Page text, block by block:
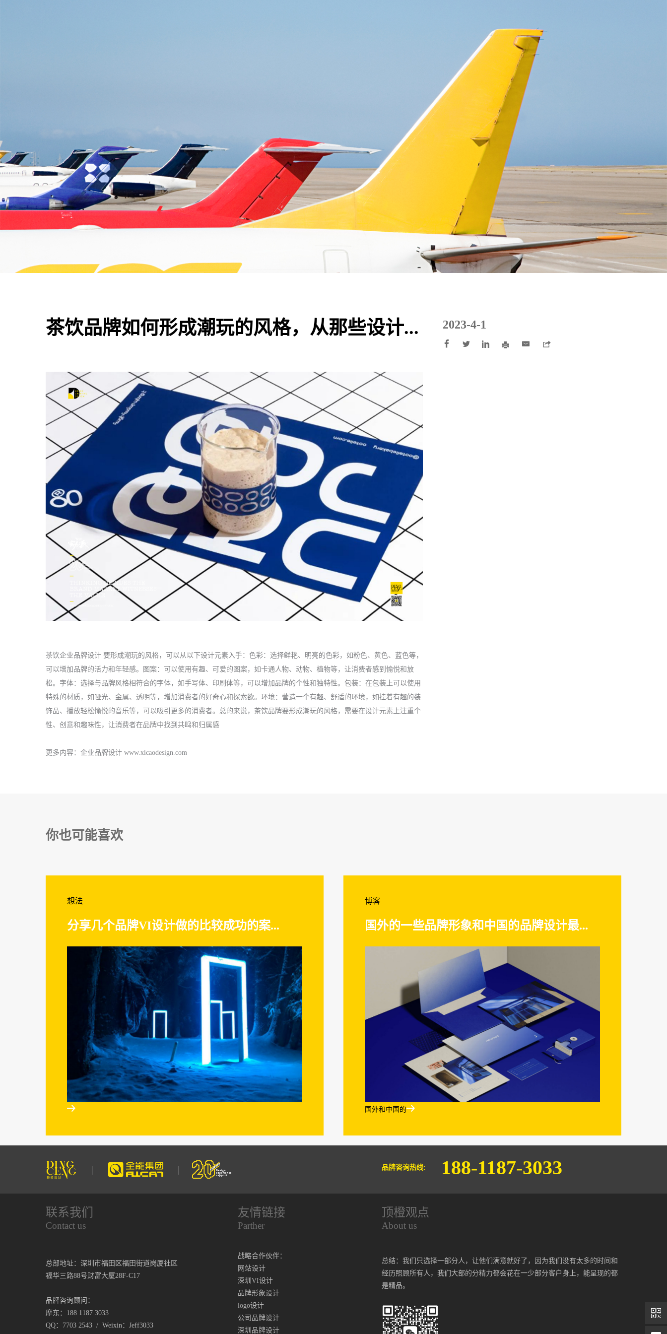
茶饮品牌如何形成潮玩的风格，从那些设计...
茶饮企业品牌设计 要形成潮玩的风格，可以从以下设计元素入手：色彩：选择鲜艳、明亮的色彩，如粉色、黄色、蓝色等，
可以增加品牌的活力和年轻感。图案：可以使用有趣、可爱的图案，如卡通人物、动物、植物等，让消费者感到愉悦和放
松。字体：选择与品牌风格相符合的字体，如手写体、印刷体等，可以增加品牌的个性和独特性。包装：在包装上可以使用
特殊的材质，如哑光、金属、透明等，增加消费者的好奇心和探索欲。环境：营造一个有趣、舒适的环境，如挂着有趣的装
饰品、播放轻松愉悦的音乐等，可以吸引更多的消费者。总的来说，茶饮品牌要形成潮玩的风格，需要在设计元素上注重个
性、创意和趣味性，让消费者在品牌中找到共鸣和归属感
更多内容： 企业品牌设计 www.xicaodesign.com
2023-4-1
     
你也可能喜欢
想法
分享几个品牌VI设计做的比较成功的案...

博客
国外的一些品牌形象和中国的品牌设计最...
国外和中国的
品牌咨询热线: 188-1187-3033
联系我们
Contact us
总部地址：深圳市福田区福田街道岗厦社区
福华三路88号财富大厦28F-C17
品牌咨询顾问：
摩东：188 1187 3033
QQ：7703 2543 / Weixin：Jeff3033
友情链接
Parther
战略合作伙伴：
网站设计
深圳VI设计
品牌形象设计
logo设计
公司品牌设计
深圳品牌设计
顶橙观点
About us
总结：我们只选择一部分人，让他们满意就好了，因为我们没有太多的时间和
经历照顾所有人，我们大部的分精力都会花在一少部分客户身上，能呈现的都
是精品。